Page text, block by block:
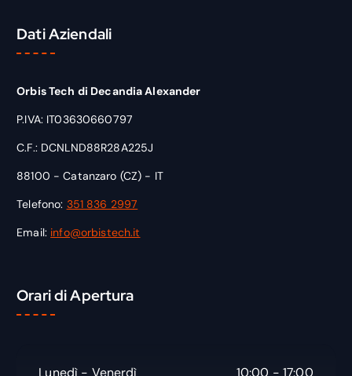
Dati Aziendali
Orbis Tech di Decandia Alexander
P.IVA: IT03630660797
C.F.: DCNLND88R28A225J
88100 - Catanzaro (CZ) - IT
Telefono: 351 836 2997
Email: info@orbistech.it
Orari di Apertura
Lunedì - Venerdì 10:00 - 17:00